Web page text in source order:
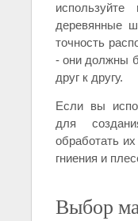
используйте
деревянные
точность
- они должны
друг к другу.
Если вы
для
обработать
гниения и
Выбор